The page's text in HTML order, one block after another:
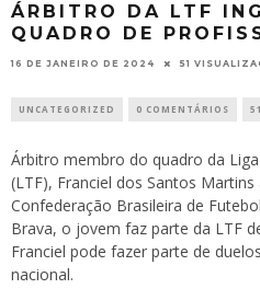
ÁRBITRO DA LTF
QUADRO DE
16 DE JANEIRO DE 2024 51
UNCATEGORIZED 0 COMENTÁRIOS
Árbitro membro do quadro da
(LTF), Franciel dos Santos
Confederação Brasileira de
Brava, o jovem faz parte da LTF
Franciel pode fazer parte de
nacional.